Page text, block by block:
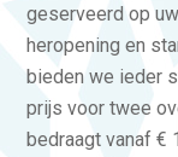
geserveerd op
heropening en
bieden we ieder
prijs voor twee
bedraagt vanaf €